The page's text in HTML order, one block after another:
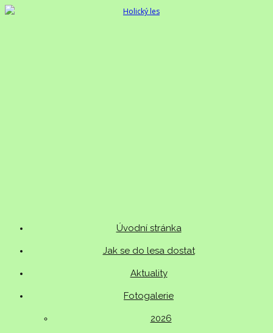
Úvodní stránka
Jak se do lesa dostat
Aktuality
Fotogalerie
2026